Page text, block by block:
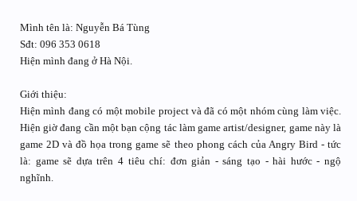
Mình tên là: Nguyễn Bá Tùng
Sđt: 096 353 0618
Hiện mình đang ở Hà Nội.
Giới thiệu:
Hiện mình đang có một mobile project và đã có một nhóm cùng làm việc.
Hiện giờ đang cần một bạn cộng tác làm game artist/designer, game này là
game 2D và đồ họa trong game sẽ theo phong cách của Angry Bird - tức
là: game sẽ dựa trên 4 tiêu chí: đơn giản - sáng tạo - hài hước - ngộ
nghĩnh.